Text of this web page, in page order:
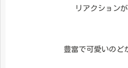
リアクション
豊富で可愛いのど